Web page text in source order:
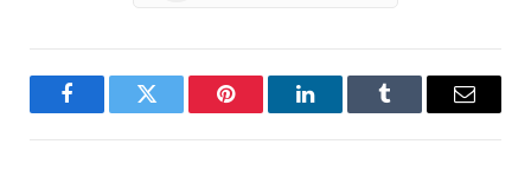
FacebookTwitter Pinterest LinkedInTumblr Email